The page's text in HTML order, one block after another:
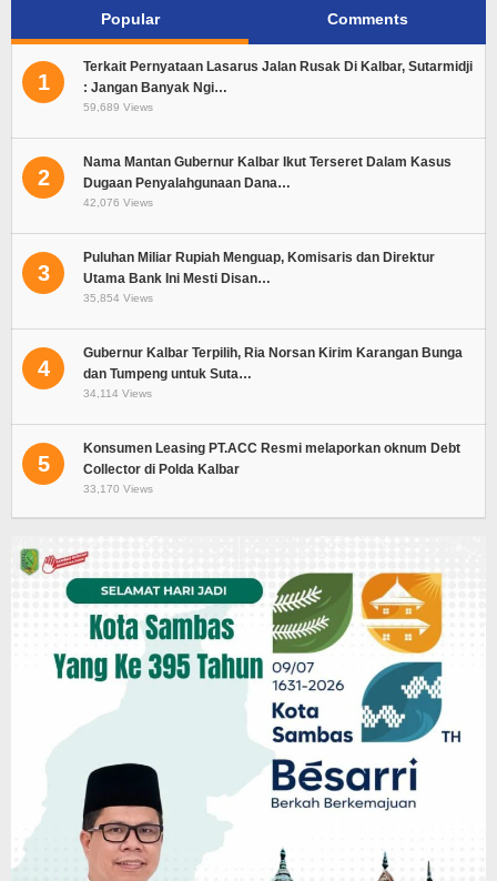
Popular Comments
1
Terkait Pernyataan Lasarus Jalan Rusak Di Kalbar, Sutarmidji
: Jangan Banyak Ngi…
59,689 Views
2
Nama Mantan Gubernur Kalbar Ikut Terseret Dalam Kasus
Dugaan Penyalahgunaan Dana…
42,076 Views
3
Puluhan Miliar Rupiah Menguap, Komisaris dan Direktur
Utama Bank Ini Mesti Disan…
35,854 Views
4
Gubernur Kalbar Terpilih, Ria Norsan Kirim Karangan Bunga
dan Tumpeng untuk Suta…
34,114 Views
5
Konsumen Leasing PT.ACC Resmi melaporkan oknum Debt
Collector di Polda Kalbar
33,170 Views